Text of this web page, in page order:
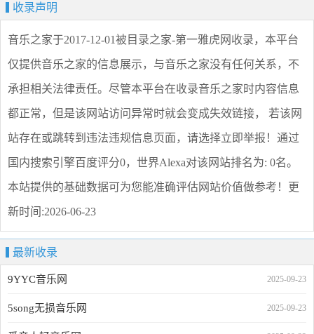
收录声明
音乐之家于2017-12-01被目录之家-第一雅虎网收录，本平台
仅提供音乐之家的信息展示，与音乐之家没有任何关系，不
承担相关法律责任。尽管本平台在收录音乐之家时内容信息
都正常，但是该网站访问异常时就会变成失效链接， 若该网
站存在或跳转到违法违规信息页面，请选择立即举报 ！通过
国内搜索引擎百度评分0，世界Alexa对该网站排名为: 0名。
本站提供的基础数据可为您能准确评估网站价值做参考！ 更
新时间:2026-06-23
最新收录
2025-09-23
9YYC音乐网
2025-09-23
5song无损音乐网